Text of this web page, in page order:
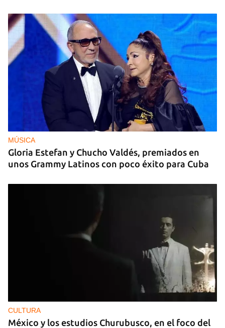
MÚSICA
Gloria Estefan y Chucho Valdés, premiados en
unos Grammy Latinos con poco éxito para Cuba
CULTURA
México y los estudios Churubusco, en el foco del